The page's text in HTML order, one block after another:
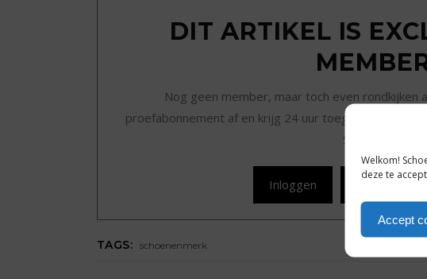
Welkom!
deze te
Accept
DIT ARTIKEL IS
Nog geen member, maar toch even rondkijken
proefabonnement af en krijg 24 uur toegang tot alle
Schoenvisie.nl.
Inloggen Een dag
TAGS: schoenenmerk